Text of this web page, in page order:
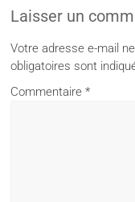
Laisser un
Votre adresse e-mail
obligatoires sont
Commentaire*